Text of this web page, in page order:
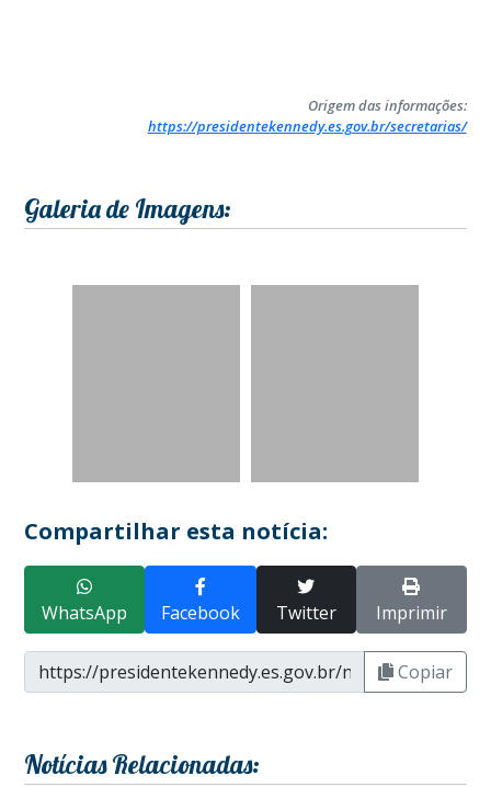
Origem das informações:
https://presidentekennedy.es.gov.br/secretarias/
Galeria de Imagens:
Compartilhar esta notícia:
WhatsApp Facebook Twitter Imprimir
Copiar
Notícias Relacionadas: